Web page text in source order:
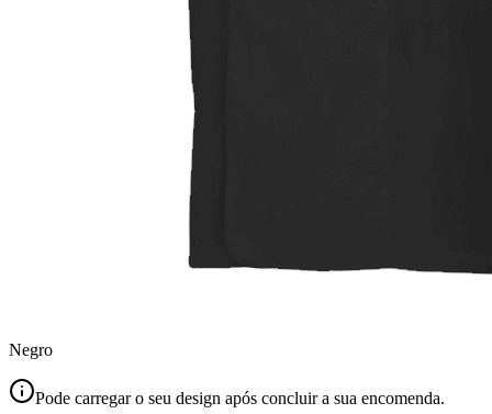
Negro
Pode carregar o seu design após concluir a sua encomenda.